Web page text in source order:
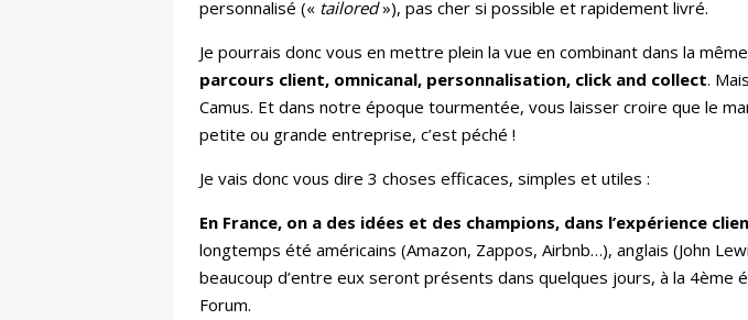
personnalisé (« tailored»), pas cher si possible et rapidement livré.
Je pourrais donc vous en mettre plein la vue en combinant dans la
parcours client, omnicanal, personnalisation, click and collect.
Camus. Et dans notre époque tourmentée, vous laisser croire que le
petite ou grande entreprise, c’est péché !
Je vais donc vous dire 3 choses efficaces, simples et utiles :
En France, on a des idées et des champions, dans l’expérience
longtemps été américains (Amazon, Zappos, Airbnb…), anglais (John
beaucoup d’entre eux seront présents dans quelques jours, à la 4ème
Forum.